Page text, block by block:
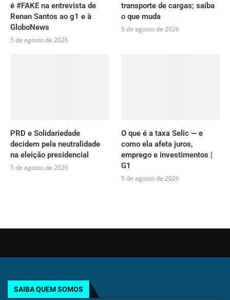
é #FAKE na entrevista de
Renan Santos ao g1 e à
GloboNews
5 de agosto de 2026
transporte de cargas; saiba
o que muda
5 de agosto de 2026
PRD e Solidariedade
decidem pela neutralidade
na eleição presidencial
5 de agosto de 2026
O que é a taxa Selic — e
como ela afeta juros,
emprego e investimentos |
G1
5 de agosto de 2026
SAIBA QUEM SOMOS